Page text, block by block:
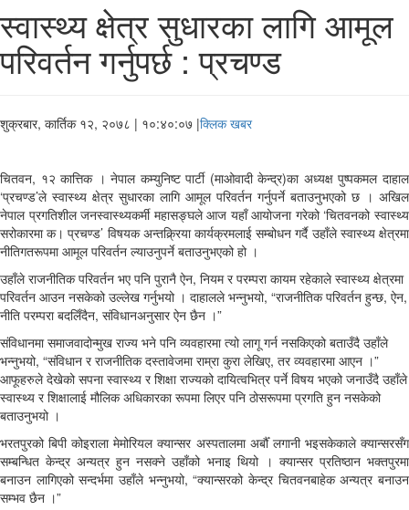
स्वास्थ्य क्षेत्र सुधारका लागि आमूल
परिवर्तन गर्नुपर्छ : प्रचण्ड
शुक्रबार, कार्तिक १२, २०७८ | १०:४०:०७ |क्लिक खबर
चितवन, १२ कात्तिक । नेपाल कम्युनिष्ट पार्टी (माओवादी केन्द्र)का अध्यक्ष पुष्पकमल दाहाल
‘प्रचण्ड’ले स्वास्थ्य क्षेत्र सुधारका लागि आमूल परिवर्तन गर्नुपर्ने बताउनुभएको छ । अखिल
नेपाल प्रगतिशील जनस्वास्थ्यकर्मी महासङ्घले आज यहाँ आयोजना गरेको ‘चितवनको स्वास्थ्य
सरोकारमा क। प्रचण्ड’ विषयक अन्तक्र्रिया कार्यक्रमलाई सम्बोधन गर्दै उहाँले स्वास्थ्य क्षेत्रमा
नीतिगतरूपमा आमूल परिवर्तन ल्याउनुपर्ने बताउनुभएको हो ।
उहाँले राजनीतिक परिवर्तन भए पनि पुरानै ऐन, नियम र परम्परा कायम रहेकाले स्वास्थ्य क्षेत्रमा
परिवर्तन आउन नसकेको उल्लेख गर्नुभयो । दाहालले भन्नुभयो, “राजनीतिक परिवर्तन हुन्छ, ऐन,
नीति परम्परा बदलिँदैन, संविधानअनुसार ऐन छैन ।”
संविधानमा समाजवादोन्मुख राज्य भने पनि व्यवहारमा त्यो लागू गर्न नसकिएको बताउँदै उहाँले
भन्नुभयो, “संविधान र राजनीतिक दस्तावेजमा राम्रा कुरा लेखिए, तर व्यवहारमा आएन ।”
आफूहरुले देखेको सपना स्वास्थ्य र शिक्षा राज्यको दायित्वभित्र पर्ने विषय भएको जनाउँदै उहाँले
स्वास्थ्य र शिक्षालाई मौलिक अधिकारका रूपमा लिएर पनि ठोसरूपमा प्रगति हुन नसकेको
बताउनुभयो ।
भरतपुरको बिपी कोइराला मेमोरियल क्यान्सर अस्पतालमा अर्बौँ लगानी भइसकेकाले क्यान्सरसँग
सम्बन्धित केन्द्र अन्यत्र हुन नसक्ने उहाँको भनाइ थियो । क्यान्सर प्रतिष्ठान भक्तपुरमा
बनाउन लागिएको सन्दर्भमा उहाँले भन्नुभयो, “क्यान्सरको केन्द्र चितवनबाहेक अन्यत्र बनाउन
सम्भव छैन ।”